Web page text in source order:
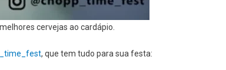
cervejas ao cardápio.
, que tem tudo para sua festa: